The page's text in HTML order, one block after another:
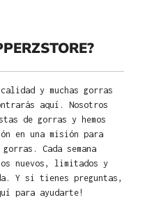
y muchas gorras
aquí. Nosotros
de gorras y hemos
en una misión para
Cada semana
nuevos, limitados y
Y si tienes preguntas,
para ayudarte!